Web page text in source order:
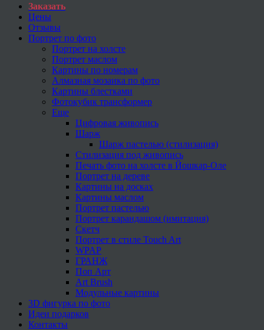
Заказать
Цены
Отзывы
Портрет по фото
Портрет на холсте
Портрет маслом
Картины по номерам
Алмазная мозаика по фото
Картины блестками
Фотокубик трансформер
Еще
Цифровая живопись
Шарж
Шарж пастелью (стилизация)
Стилизация под живопись
Печать фото на холсте в Йошкар-Оле
Портрет на дереве
Картины на досках
Картины маслом
Портрет пастелью
Портрет карандашом (имитация)
Скетч
Портрет в стиле Touch Art
WPAP
ГРАНЖ
Поп Арт
Art Brush
Модульные картины
3D фигурка по фото
Идеи подарков
Контакты